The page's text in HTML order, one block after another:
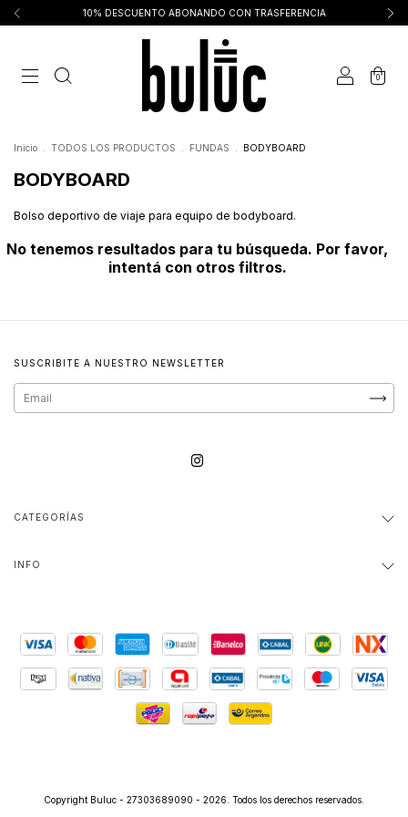
10% DESCUENTO ABONANDO CON TRASFERENCIA
0
Inicio TODOS LOS PRODUCTOS FUNDAS BODYBOARD
BODYBOARD
Bolso deportivo de viaje para equipo de bodyboard.
No tenemos resultados para tu búsqueda. Por favor,
intentá con otros filtros.
SUSCRIBITE A NUESTRO NEWSLETTER
CATEGORÍAS
INFO
Copyright Buluc - 27303689090 - 2026. Todos los derechos reservados.